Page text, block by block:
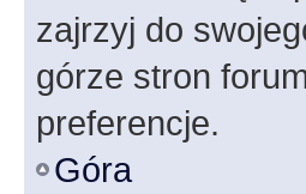
zajrzyj do
górze stron
preferencje.
Góra